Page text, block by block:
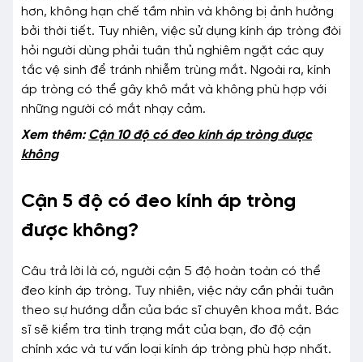
hơn, không hạn chế tầm nhìn và không bị ảnh hưởng
bởi thời tiết. Tuy nhiên, việc sử dụng kính áp tròng đòi
hỏi người dùng phải tuân thủ nghiêm ngặt các quy
tắc vệ sinh để tránh nhiễm trùng mắt. Ngoài ra, kính
áp tròng có thể gây khô mắt và không phù hợp với
những người có mắt nhạy cảm.
Xem thêm:Cận 10 độ có đeo kính áp tròng được
không
Cận 5 độ có đeo kính áp tròng
được không?
Câu trả lời là có, người cận 5 độ hoàn toàn có thể
đeo kính áp tròng. Tuy nhiên, việc này cần phải tuân
theo sự hướng dẫn của bác sĩ chuyên khoa mắt. Bác
sĩ sẽ kiểm tra tình trạng mắt của bạn, đo độ cận
chính xác và tư vấn loại kính áp tròng phù hợp nhất.